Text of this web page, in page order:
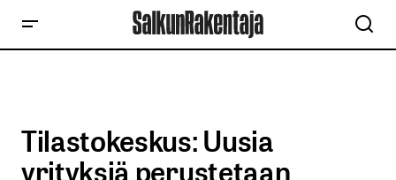
Tilastokeskus: Uusia
yrityksiä perustetaan